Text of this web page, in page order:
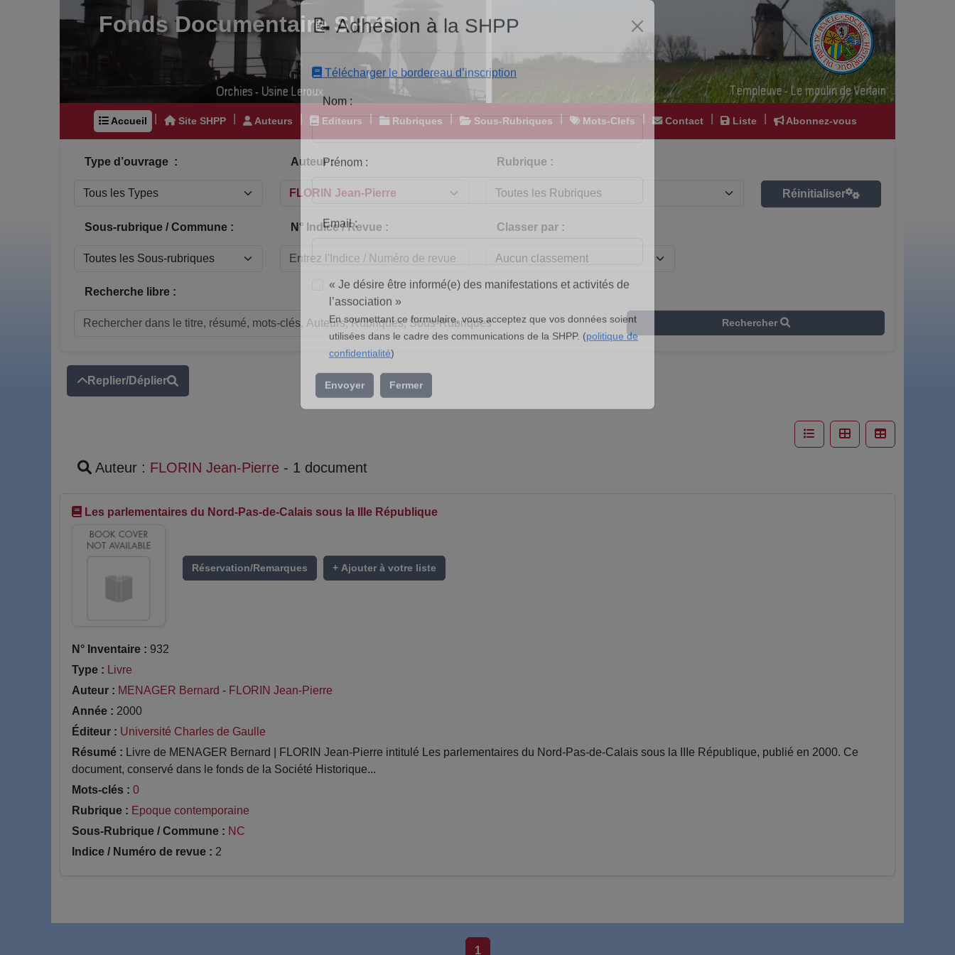
Fonds Documentaire SHPP
Accueil Site SHPP Auteurs Editeurs Rubriques Sous-Rubriques Mots-Clefs Contact Liste Abonnez-vous
Type d’ouvrage : Auteur : Rubrique :
Réinitialiser
Sous-rubrique / Commune : N° Indice / Revue : Classer par :
Recherche libre :
Rechercher
Replier/Déplier
Auteur : FLORIN Jean-Pierre - 1 document
Les parlementaires du Nord-Pas-de-Calais sous la IIIe République
Réservation/Remarques + Ajouter à votre liste
N° Inventaire : 932
Type : Livre
Auteur : MENAGER Bernard - FLORIN Jean-Pierre
Année : 2000
Éditeur : Université Charles de Gaulle
Résumé : Livre de MENAGER Bernard | FLORIN Jean-Pierre intitulé Les parlementaires du Nord-Pas-de-Calais sous la IIIe République, publié en 2000. Ce
document, conservé dans le fonds de la Société Historique...
Mots-clés : 0
Rubrique : Epoque contemporaine
Sous-Rubrique / Commune : NC
Indice / Numéro de revue : 2
1
📝 Adhésion à la SHPP
Télécharger le bordereau d’inscription
Nom :
« Je désire être informé(e) des manifestations et activités de
l’association »
En soumettant ce formulaire, vous acceptez que vos données soient
utilisées dans le cadre des communications de la SHPP. (
confidentialité)